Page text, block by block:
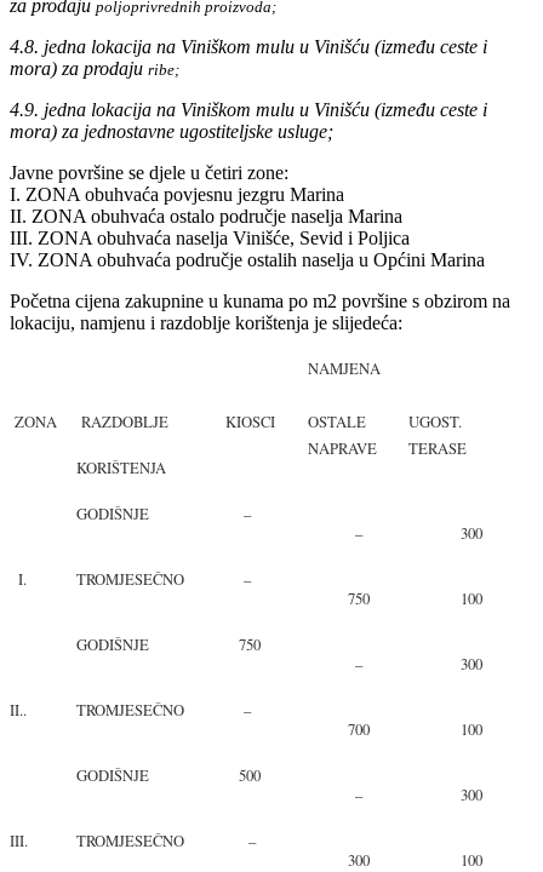
za prodaju poljoprivrednih proizvoda;
4.8. jedna lokacija na Viniškom mulu u Vinišću (između ceste i
mora) za prodaju ribe;
4.9. jedna lokacija na Viniškom mulu u Vinišću (između ceste i
mora) za jednostavne ugostiteljske usluge;
Javne površine se djele u četiri zone:
I. ZONA obuhvaća povjesnu jezgru Marina
II. ZONA obuhvaća ostalo područje naselja Marina
III. ZONA obuhvaća naselja Vinišće, Sevid i Poljica
IV. ZONA obuhvaća područje ostalih naselja u Općini Marina
Početna cijena zakupnine u kunama po m2 površine s obzirom na
lokaciju, namjenu i razdoblje korištenja je slijedeća:
NAMJENA
ZONA RAZDOBLJE
KORIŠTENJA
KIOSCI
OSTALE
NAPRAVE
UGOST.
TERASE
GODIŠNJE
–
–
300
I. TROMJESEČNO
–
750
100
GODIŠNJE
750
–
300
II.. TROMJESEČNO
–
700
100
GODIŠNJE
500
–
300
III. TROMJESEČNO
–
300
100